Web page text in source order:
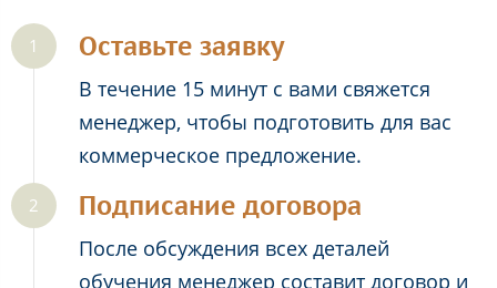
Оставьте заявку
В течение 15 минут с вами свяжется
менеджер, чтобы подготовить для вас
коммерческое предложение.
Подписание договора
После обсуждения всех деталей
обучения менеджер составит договор и